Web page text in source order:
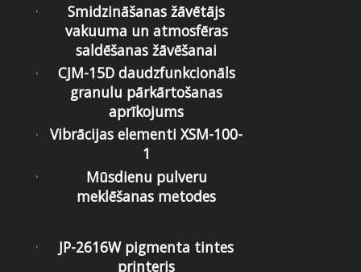
Smidzināšanas žāvētājs
vakuuma un atmosfēras
saldēšanas žāvēšanai
CJM-15D daudzfunkcionāls
granulu pārkārtošanas
aprīkojums
Vibrācijas elementi XSM-100-
1
Mūsdienu pulveru
meklēšanas metodes
JP-2616W pigmenta tintes
printeris